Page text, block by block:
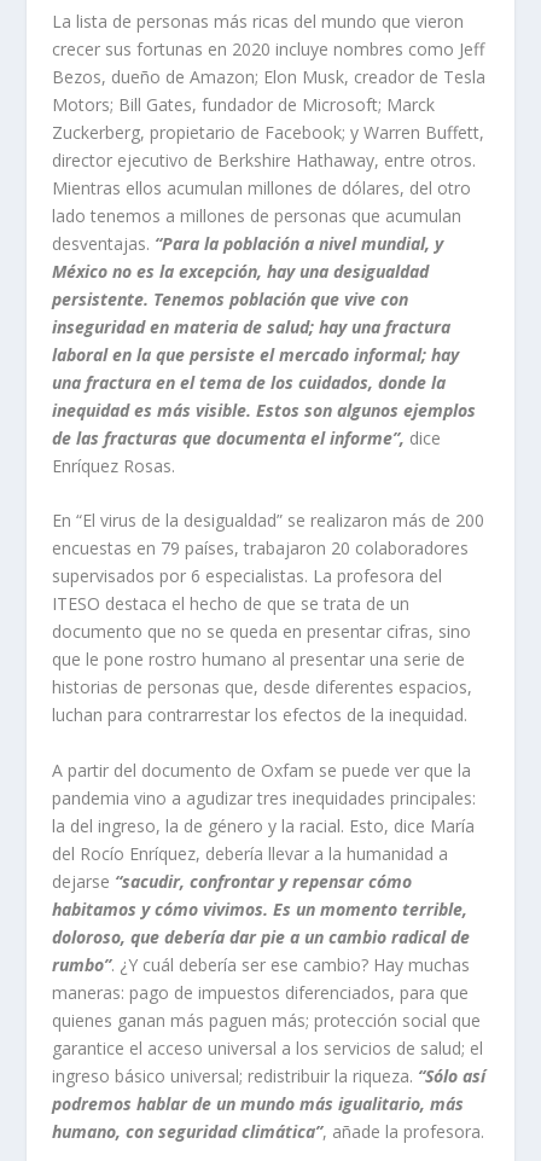
La lista de personas más ricas del mundo que vieron
crecer sus fortunas en 2020 incluye nombres como Jeff
Bezos, dueño de Amazon; Elon Musk, creador de Tesla
Motors; Bill Gates, fundador de Microsoft; Marck
Zuckerberg, propietario de Facebook; y Warren Buffett,
director ejecutivo de Berkshire Hathaway, entre otros.
Mientras ellos acumulan millones de dólares, del otro
lado tenemos a millones de personas que acumulan
desventajas. “Para la población a nivel mundial, y
México no es la excepción, hay una desigualdad
persistente. Tenemos población que vive con
inseguridad en materia de salud; hay una fractura
laboral en la que persiste el mercado informal; hay
una fractura en el tema de los cuidados, donde la
inequidad es más visible. Estos son algunos ejemplos
de las fracturas que documenta el informe”, dice
Enríquez Rosas.
En “El virus de la desigualdad” se realizaron más de 200
encuestas en 79 países, trabajaron 20 colaboradores
supervisados por 6 especialistas. La profesora del
ITESO destaca el hecho de que se trata de un
documento que no se queda en presentar cifras, sino
que le pone rostro humano al presentar una serie de
historias de personas que, desde diferentes espacios,
luchan para contrarrestar los efectos de la inequidad.
A partir del documento de Oxfam se puede ver que la
pandemia vino a agudizar tres inequidades principales:
la del ingreso, la de género y la racial. Esto, dice María
del Rocío Enríquez, debería llevar a la humanidad a
dejarse “sacudir, confrontar y repensar cómo
habitamos y cómo vivimos. Es un momento terrible,
doloroso, que debería dar pie a un cambio radical de
rumbo”. ¿Y cuál debería ser ese cambio? Hay muchas
maneras: pago de impuestos diferenciados, para que
quienes ganan más paguen más; protección social que
garantice el acceso universal a los servicios de salud; el
ingreso básico universal; redistribuir la riqueza. “Sólo así
podremos hablar de un mundo más igualitario, más
humano, con seguridad climática”, añade la profesora.